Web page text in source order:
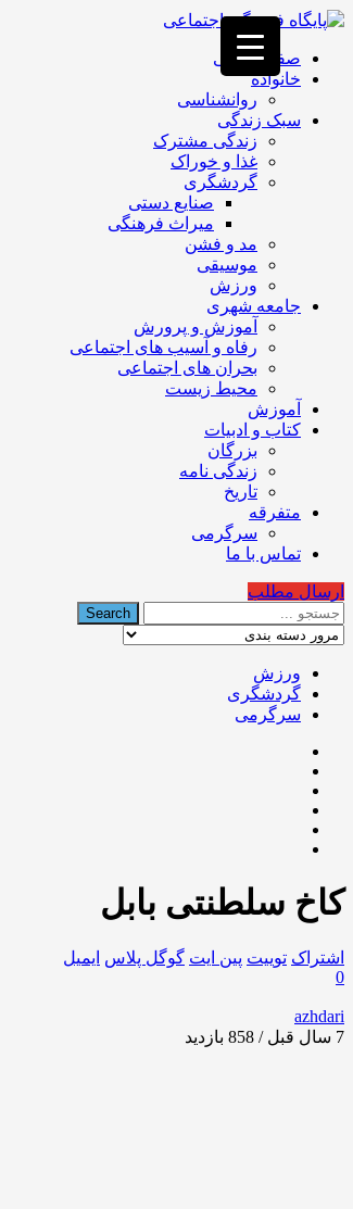
فصد
غرب
تهران
خشکشویی
تصفیه
تهران
صفحه اصلی
خانواده
روانشناسی
سبک زندگی
زندگی مشترک
غذا و خوراک
گردشگری
صنایع دستی
میراث فرهنگی
مد و فشن
موسیقی
ورزش
جامعه شهری
آموزش و پرورش
رفاه و آسیب های اجتماعی
بحران های اجتماعی
محیط زیست
آموزش
کتاب و ادبیات
بزرگان
زندگی نامه
تاریخ
متفرقه
سرگرمی
تماس با ما
ارسال مطلب
ورزش
گردشگری
سرگرمی
کاخ سلطنتی بابل
اشتراک توییت پین ایت گوگل‌ پلاس ایمیل
0
azhdari
7 سال قبل / 858
بازدید